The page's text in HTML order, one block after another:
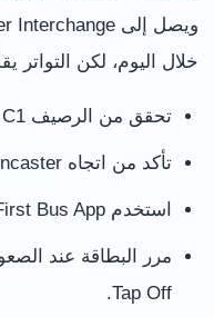
خلال اليوم، لكن التواتر
تحقق من الرصيف C1 داخل Sheffield Interchange.
تأكد من اتجاه Doncaster لا رحلة قصيرة تنتهي قبلها.
استخدم First Bus App لمتابعة الحافلة.
Tap Off.